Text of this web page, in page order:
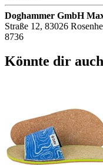
Doghammer GmbH
Straße 12, 83026
8736
Könnte dir